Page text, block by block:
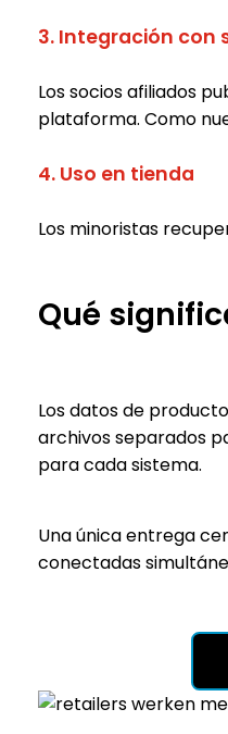
3. Integración con
Los socios afiliados
plataforma. Como
4. Uso en tienda
Los minoristas
Qué
Los datos de
archivos separados
para cada sistema.
Una única entrega
conectadas